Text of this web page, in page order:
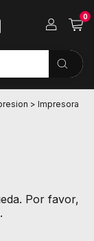
0
> Impresora
Por favor,